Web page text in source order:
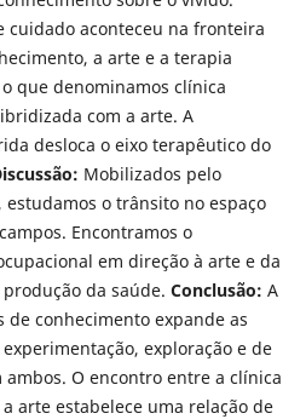
cuidado aconteceu na fronteira
a arte e a terapia
que denominamos clínica
com a arte. A
desloca o eixo terapêutico do
Mobilizados pelo
o trânsito no espaço
Encontramos o
em direção à arte e da
da saúde. Conclusão: A
conhecimento expande as
exploração e de
O encontro entre a clínica
arte estabelece uma relação de